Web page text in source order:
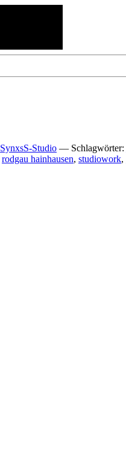
SynxsS-Studio — Schlagwörter:
rodgau hainhausen, studiowork,